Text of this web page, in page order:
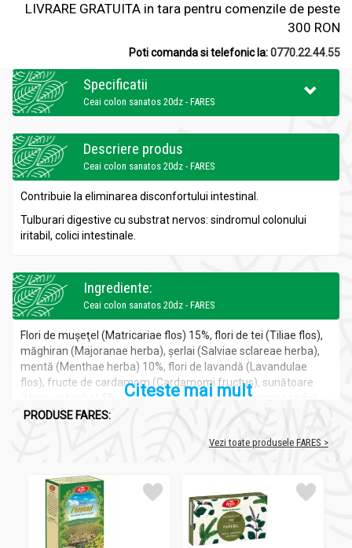
LIVRARE GRATUITA in tara pentru comenzile de peste
300 RON
Poti comanda si telefonic la:0770.22.44.55
Specificatii
Ceai colon sanatos 20dz - FARES
Descriere produs
Ceai colon sanatos 20dz - FARES
Contribuie la eliminarea disconfortului intestinal.
Tulburari digestive cu substrat nervos: sindromul colonului
iritabil, colici intestinale.
Ingrediente:
Ceai colon sanatos 20dz - FARES
Flori de muşeţel (Matricariae flos) 15%, flori de tei (Tiliae flos),
măghiran (Majoranae herba), şerlai (Salviae sclareae herba),
mentă (Menthae herba) 10%, flori de lavandă (Lavandulae
flos), fructe de cardamom (Cardamomi fructus), sunătoare
(Hyperici herba) 5%, rădăcină de valeriană (Valerianae radix).
Plantele din compozitia acestui ceai au atat proprietati
calmante, sedative, cat si stomahice (stimuleaza secretia
sucurilor gastro-intestinale), antidiareice, antispastice si
carminative (ajută eliminarea gazelor intestinale) prin uleiuri
Citeste mai mult
PRODUSE FARES:
Vezi toate produsele FARES >